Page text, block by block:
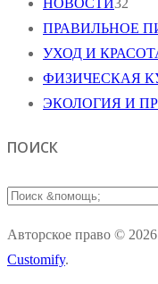
ПРАВИЛЬНОЕ
УХОД И
ФИЗИЧЕСКАЯ
ЭКОЛОГИЯ И
ПОИСК
Найти:
Авторское право ©
Customify.